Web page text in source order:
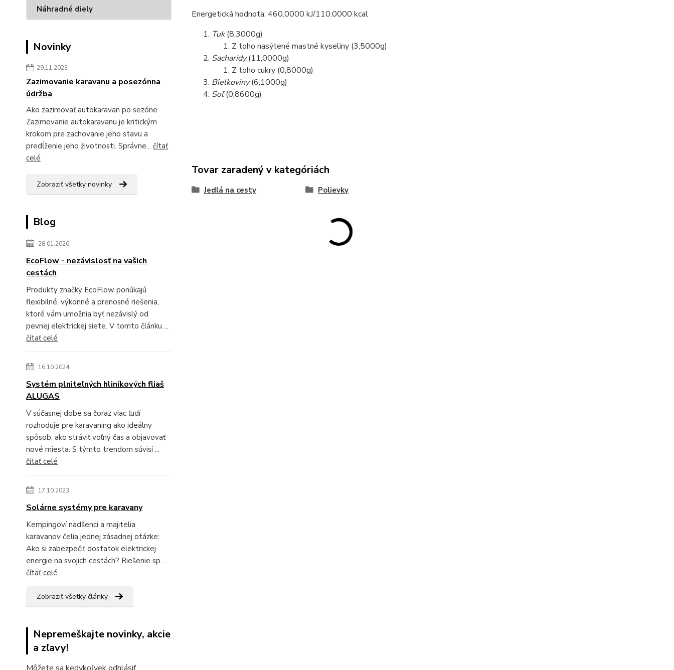
Náhradné diely
Novinky
29.11.2023
Zazimovanie karavanu a posezónna
údržba
Ako zazimovať autokaravan po sezóne
Zazimovanie autokaravanu je kritickým
krokom pre zachovanie jeho stavu a
predĺženie jeho životnosti. Správne... čítať
celé
Zobraziť všetky novinky
Blog
28.01.2026
EcoFlow - nezávislosť na vašich
cestách
Produkty značky EcoFlow ponúkajú
flexibilné, výkonné a prenosné riešenia,
ktoré vám umožnia byť nezávislý od
pevnej elektrickej siete. V tomto článku ...
čítať celé
16.10.2024
Systém plniteľných hliníkových fliaš
ALUGAS
V súčasnej dobe sa čoraz viac ľudí
rozhoduje pre karavaning ako ideálny
spôsob, ako stráviť voľný čas a objavovať
nové miesta. S týmto trendom súvisí ...
čítať celé
17.10.2023
Solárne systémy pre karavany
Kempingoví nadšenci a majitelia
karavanov čelia jednej zásadnej otázke:
Ako si zabezpečiť dostatok elektrickej
energie na svojich cestách? Riešenie sp...
čítať celé
Zobraziť všetky články
Nepremeškajte novinky, akcie
a zľavy!
Energetická hodnota: 460.0000 kJ/110.0000 kcal
Tuk(8,3000g)
Z toho nasýtené mastné kyseliny (3,5000g)
Sacharidy(11,0000g)
Z toho cukry (0,8000g)
Bielkoviny(6,1000g)
Soľ(0,8600g)
Tovar zaradený v kategóriách
Jedlá na cesty Polievky